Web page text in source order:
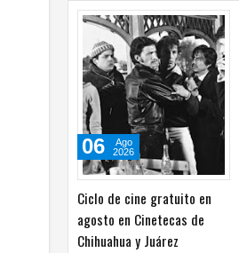
05Ago 2026 0
Ciclo de cine gratuito en
agosto en Cinetecas de
Chihuahua y Juárez
06
Ago
2026